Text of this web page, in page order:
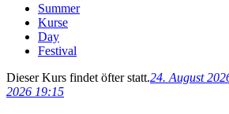
Summer
Kurse
Day
Festival
Dieser Kurs findet öfter statt.24. August
2026 19:15